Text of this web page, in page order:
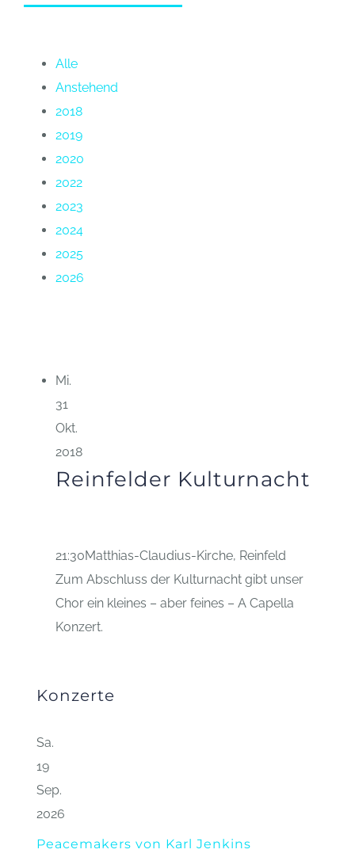
Alle
Anstehend
2018
2019
2020
2022
2023
2024
2025
2026
Mi.
31
Okt.
2018
Reinfelder Kulturnacht
21:30Matthias-Claudius-Kirche, Reinfeld
Zum Abschluss der Kulturnacht gibt unser
Chor ein kleines – aber feines – A Capella
Konzert.
Konzerte
Sa.
19
Sep.
2026
Peacemakers von Karl Jenkins